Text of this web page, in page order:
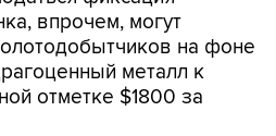
впрочем, могут
на фоне
металл к
отметке $1800 за